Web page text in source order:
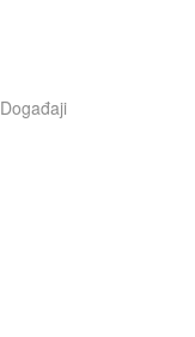
Događaji